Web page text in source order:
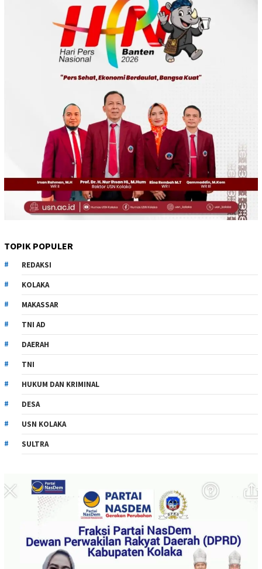
TOPIK POPULER
REDAKSI
KOLAKA
MAKASSAR
TNI AD
DAERAH
TNI
HUKUM DAN KRIMINAL
DESA
USN KOLAKA
SULTRA